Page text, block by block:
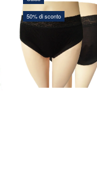
50% di sconto
40,00 DKK
Risparmi xxx: 40,00 DKK
Vedi tutte le opzioni